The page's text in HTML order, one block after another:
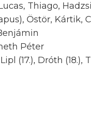
Thiago,
Östör, Kártik,
Péter
(17.), Dróth